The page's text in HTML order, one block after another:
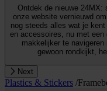
Ontdek de nieuwe 24MX:
onze website vernieuwd
nog steeds alles wat je
en accessoires, nu met een
makkelijker te
gewoon rondkijkt,
Next
Plastics & Stickers /